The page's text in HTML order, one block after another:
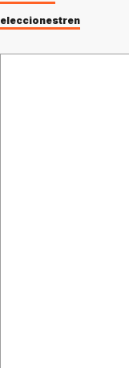
eleccionestren